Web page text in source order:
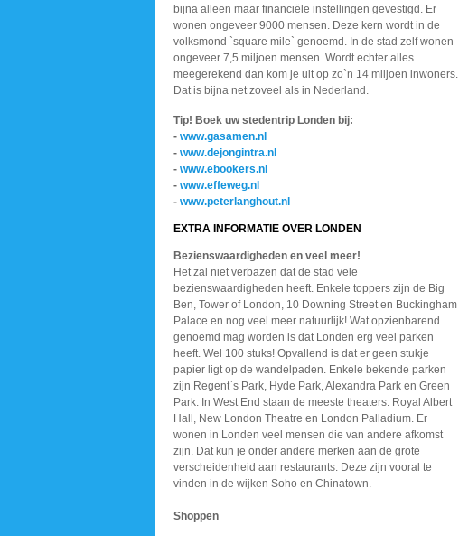
bijna alleen maar financiële instellingen gevestigd. Er
wonen ongeveer 9000 mensen. Deze kern wordt in de
volksmond `square mile` genoemd. In de stad zelf wonen
ongeveer 7,5 miljoen mensen. Wordt echter alles
meegerekend dan kom je uit op zo`n 14 miljoen inwoners.
Dat is bijna net zoveel als in Nederland.
Tip! Boek uw stedentrip Londen bij:
- www.gasamen.nl
- www.dejongintra.nl
- www.ebookers.nl
- www.effeweg.nl
- www.peterlanghout.nl
EXTRA INFORMATIE OVER LONDEN
Bezienswaardigheden en veel meer!
Het zal niet verbazen dat de stad vele
bezienswaardigheden heeft. Enkele toppers zijn de Big
Ben, Tower of London, 10 Downing Street en Buckingham
Palace en nog veel meer natuurlijk! Wat opzienbarend
genoemd mag worden is dat Londen erg veel parken
heeft. Wel 100 stuks! Opvallend is dat er geen stukje
papier ligt op de wandelpaden. Enkele bekende parken
zijn Regent`s Park, Hyde Park, Alexandra Park en Green
Park. In West End staan de meeste theaters. Royal Albert
Hall, New London Theatre en London Palladium. Er
wonen in Londen veel mensen die van andere afkomst
zijn. Dat kun je onder andere merken aan de grote
verscheidenheid aan restaurants. Deze zijn vooral te
vinden in de wijken Soho en Chinatown.
Shoppen